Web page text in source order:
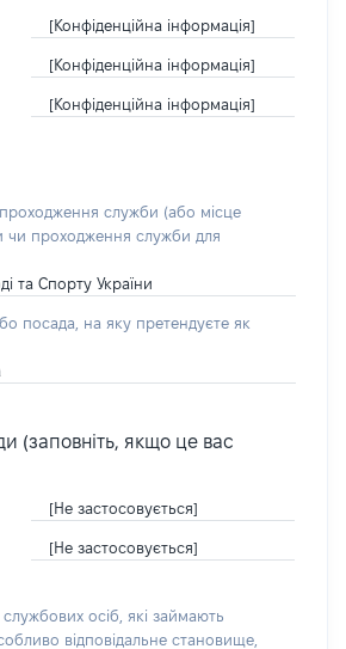
[Конфіденційна інформація]
[Конфіденційна інформація]
[Конфіденційна інформація]
служби (або місце
чи проходження служби для
та Спорту України
посада, на яку претендуєте як
(заповніть, якщо це вас
[Не застосовується]
[Не застосовується]
осіб, які займають
відповідальне становище,